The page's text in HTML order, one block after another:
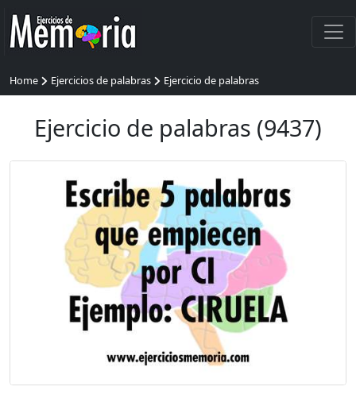
Home Ejercicios de palabras Ejercicio de palabras
Ejercicio de palabras (9437)